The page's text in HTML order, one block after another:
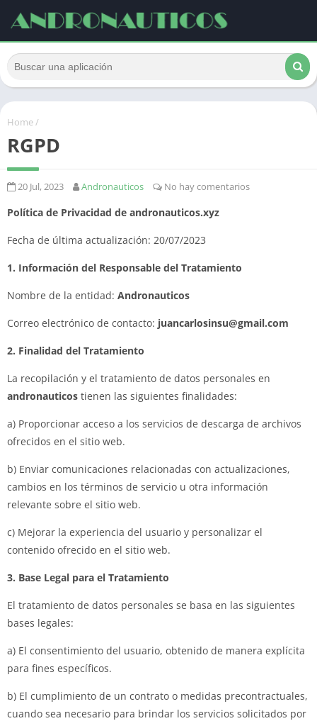
Home/
RGPD
20 Jul, 2023 Andronauticos No hay comentarios
Política de Privacidad de andronauticos.xyz
Fecha de última actualización: 20/07/2023
1. Información del Responsable del Tratamiento
Nombre de la entidad: Andronauticos
Correo electrónico de contacto: juancarlosinsu@gmail.com
2. Finalidad del Tratamiento
La recopilación y el tratamiento de datos personales en
andronauticos tienen las siguientes finalidades:
a) Proporcionar acceso a los servicios de descarga de archivos
ofrecidos en el sitio web.
b) Enviar comunicaciones relacionadas con actualizaciones,
cambios en los términos de servicio u otra información
relevante sobre el sitio web.
c) Mejorar la experiencia del usuario y personalizar el
contenido ofrecido en el sitio web.
3. Base Legal para el Tratamiento
El tratamiento de datos personales se basa en las siguientes
bases legales:
a) El consentimiento del usuario, obtenido de manera explícita
para fines específicos.
b) El cumplimiento de un contrato o medidas precontractuales,
cuando sea necesario para brindar los servicios solicitados por